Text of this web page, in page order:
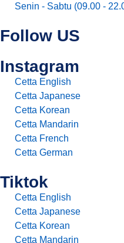
Senin - Sabtu (09.00 -
Follow US
Instagram
Cetta English
Cetta Japanese
Cetta Korean
Cetta Mandarin
Cetta French
Cetta German
Tiktok
Cetta English
Cetta Japanese
Cetta Korean
Cetta Mandarin